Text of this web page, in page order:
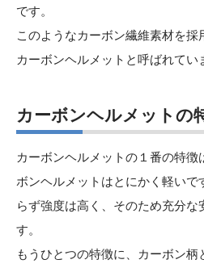
です。
このようなカーボン繊維素材を
カーボンヘルメットと呼ばれてい
カーボンヘルメットの
カーボンヘルメットの１番の特
ボンヘルメットはとにかく軽いで
らず強度は高く、そのため充分な
す。
もうひとつの特徴に、カーボン柄